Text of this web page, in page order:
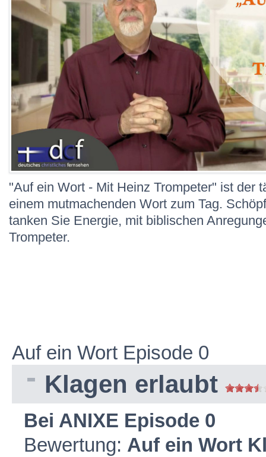
"Auf ein Wort - Mit Heinz Trompeter" ist der
einem mutmachenden Wort zum Tag.
tanken Sie Energie, mit biblischen
Trompeter.
Auf ein Wort Episode 0
Klagen erlaubt
Bei ANIXE Episode 0
Bewertung: Auf ein Wort